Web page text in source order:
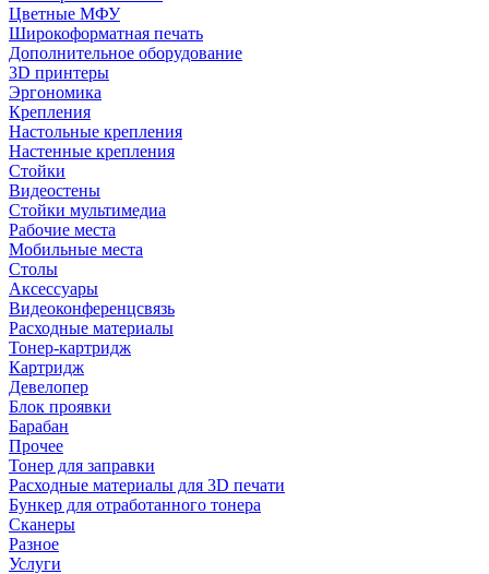
Цветные МФУ
Широкоформатная печать
Дополнительное оборудование
3D принтеры
Эргономика
Крепления
Настольные крепления
Настенные крепления
Стойки
Видеостены
Стойки мультимедиа
Рабочие места
Мобильные места
Столы
Аксессуары
Видеоконференцсвязь
Расходные материалы
Тонер-картридж
Картридж
Девелопер
Блок проявки
Барабан
Прочее
Тонер для заправки
Расходные материалы для 3D печати
Бункер для отработанного тонера
Сканеры
Разное
Услуги